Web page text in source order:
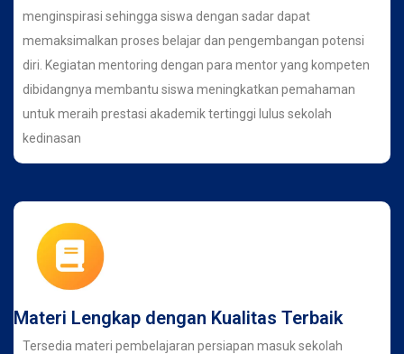
menginspirasi sehingga siswa dengan sadar dapat
memaksimalkan proses belajar dan pengembangan potensi
diri. Kegiatan mentoring dengan para mentor yang kompeten
dibidangnya membantu siswa meningkatkan pemahaman
untuk meraih prestasi akademik tertinggi lulus sekolah
kedinasan
Materi Lengkap dengan Kualitas Terbaik
Tersedia materi pembelajaran persiapan masuk sekolah